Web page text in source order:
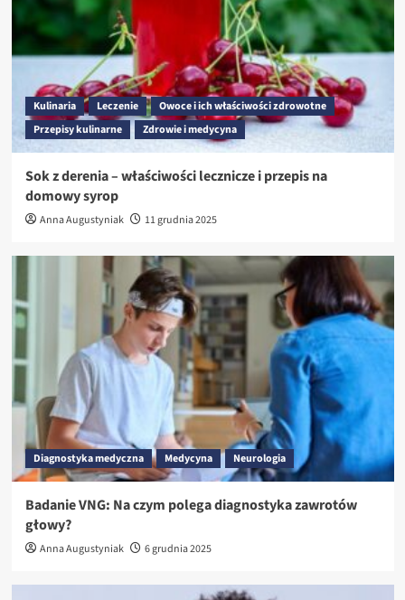
Kulinaria Leczenie
Owoce i ich właściwości zdrowotne
Przepisy kulinarne
Zdrowie i medycyna
Sok z derenia – właściwości lecznicze i przepis na
domowy syrop
Anna Augustyniak 11 grudnia 2025
Diagnostyka medyczna Medycyna Neurologia
Badanie VNG: Na czym polega diagnostyka zawrotów
głowy?
Anna Augustyniak 6 grudnia 2025